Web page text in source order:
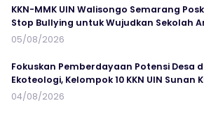
KKN-MMK UIN Walisongo Semarang
Stop Bullying untuk Wujudkan Sekolah
05/08/2026
Fokuskan Pemberdayaan Potensi Desa
Ekoteologi, Kelompok 10 KKN UIN Sunan
04/08/2026